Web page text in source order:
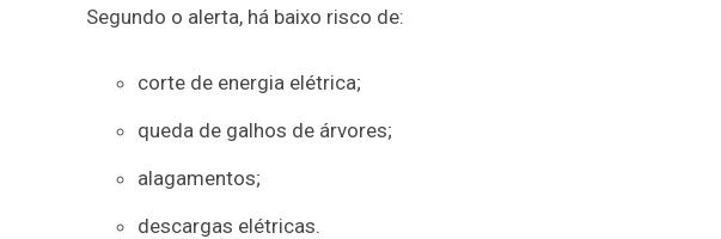
Segundo o alerta, há baixo risco de:
corte de energia elétrica;
queda de galhos de árvores;
alagamentos;
descargas elétricas.